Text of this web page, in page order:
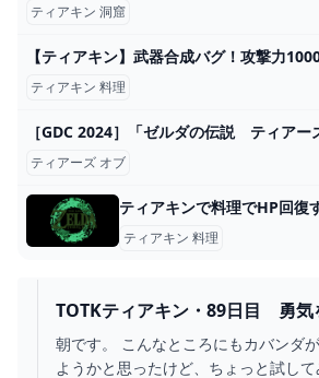
ティアキン 洞窟
ティアキン 料理
ティアーズ オブ
ティアキンで料理でHP回復
ティアキン 料理
TOTKティアキン・89日目 勇気
ンヒヨの祠〜龍の泪（04「見知
ょっとしたゲーム日記：楽天ブ
朝です。 こんなところにもカバンダ
ようかと思ったけど、ちょっと試し